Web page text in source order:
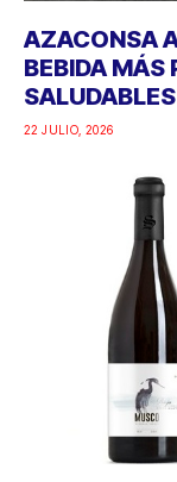
AZACONSA
BEBIDA MÁS
SALUDABLES
22 JULIO, 2026